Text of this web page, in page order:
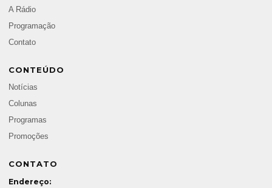
A Rádio
Programação
Contato
CONTEÚDO
Notícias
Colunas
Programas
Promoções
CONTATO
Endereço: